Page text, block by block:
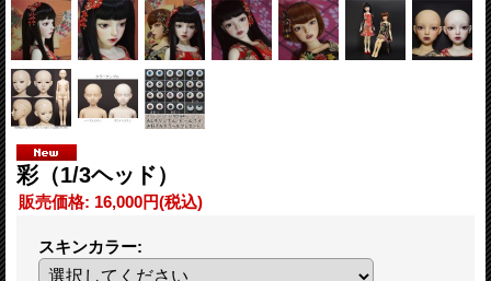
彩（1/3ヘッド）
販売価格: 16,000円(税込)
スキンカラー: